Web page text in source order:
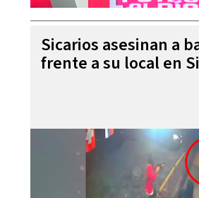
Sicarios asesinan a
frente a su local en